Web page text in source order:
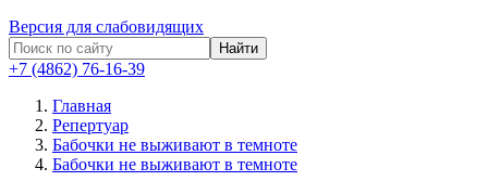
Версия для слабовидящих
Найти
+7 (4862) 76-16-39
Главная
Репертуар
Бабочки не выживают в темноте
Бабочки не выживают в темноте